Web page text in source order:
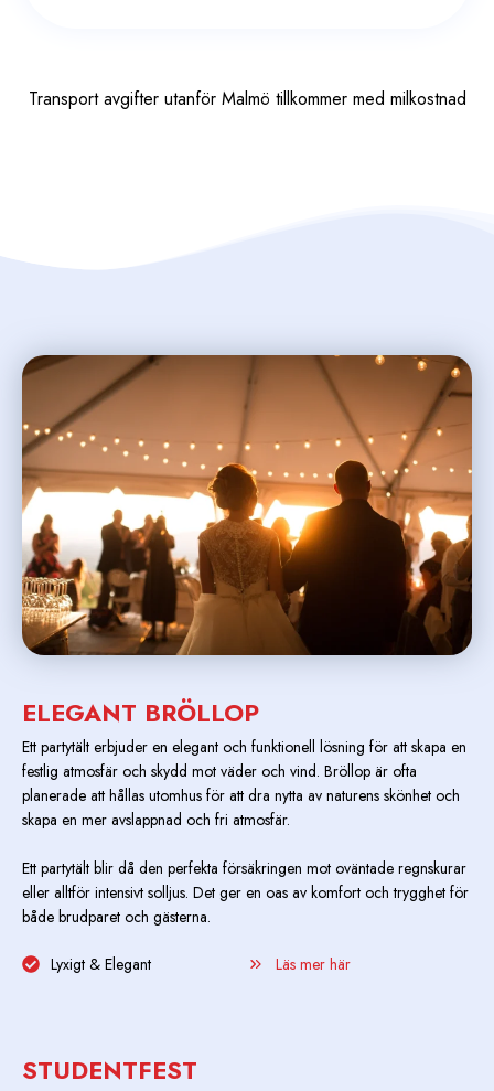
Transport avgifter utanför Malmö tillkommer med milkostnad
ELEGANT BRÖLLOP
Ett partytält erbjuder en elegant och funktionell lösning för att skapa en
festlig atmosfär och skydd mot väder och vind. Bröllop är ofta
planerade att hållas utomhus för att dra nytta av naturens skönhet och
skapa en mer avslappnad och fri atmosfär.
Ett partytält blir då den perfekta försäkringen mot oväntade regnskurar
eller alltför intensivt solljus. Det ger en oas av komfort och trygghet för
både brudparet och gästerna.
Lyxigt & Elegant Läs mer här
STUDENTFEST